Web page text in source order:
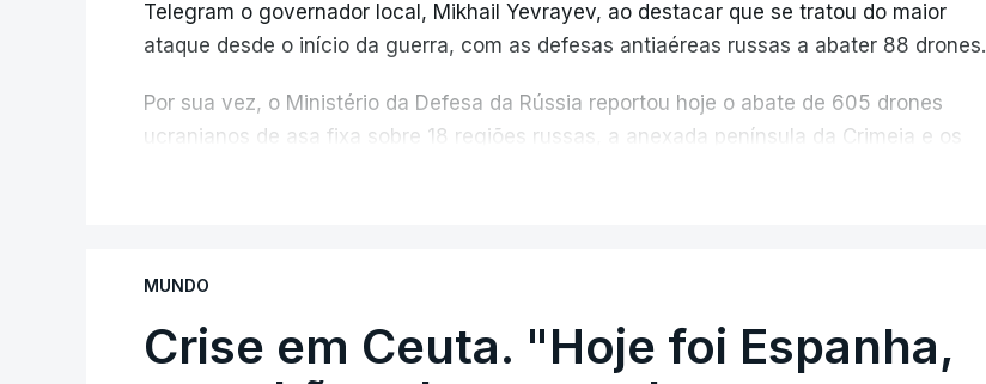
Telegram o governador local, Mikhail Yevrayev, ao destacar que se tratou do maior
ataque desde o início da guerra, com as defesas antiaéreas russas a abater 88 drones.
Por sua vez, o Ministério da Defesa da Rússia reportou hoje o abate de 605 drones
ucranianos de asa fixa sobre 18 regiões russas, a anexada península da Crimeia e os
nem feridos em consequência do ataque massivo contra Yaroslavl.
"Ardeu uma casa particular, em vários edifícios as janelas sofreram danos, vários
MUNDO
Crise em Ceuta. "Hoje foi Espanha,